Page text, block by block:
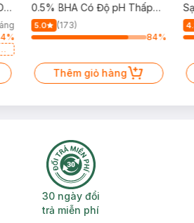
%
0.5% BHA Có Độ pH Thấp
150ml
5.0
(173)
84%
Thêm giỏ hàng
30 ngày đổi trả miễn
30 ngày đổi
trả miễn phí